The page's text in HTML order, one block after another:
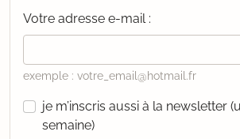
Votre adresse e-mail :
exemple : votre_email@hotmail.fr
je m’inscris aussi à la newsletter
semaine)